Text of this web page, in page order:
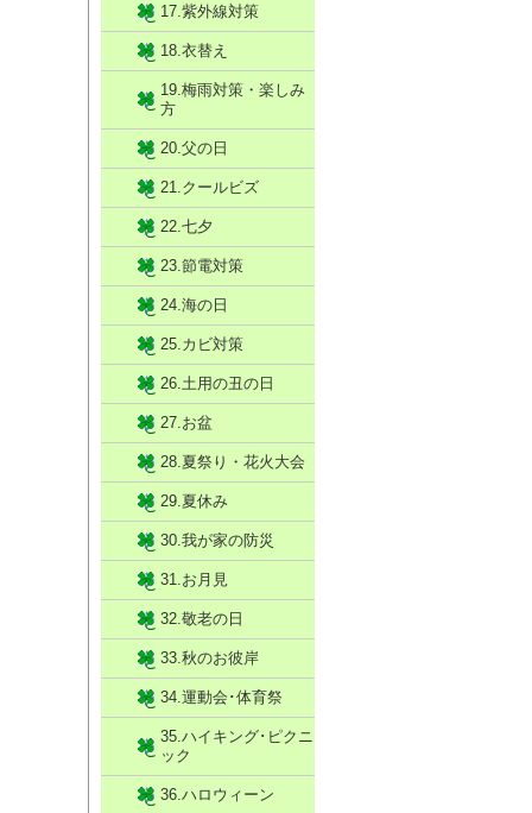
17.紫外線対策
18.衣替え
19.梅雨対策・楽しみ
方
20.父の日
21.クールビズ
22.七夕
23.節電対策
24.海の日
25.カビ対策
26.土用の丑の日
27.お盆
28.夏祭り・花火大会
29.夏休み
30.我が家の防災
31.お月見
32.敬老の日
33.秋のお彼岸
34.運動会･体育祭
35.ハイキング･ピクニ
ック
36.ハロウィーン